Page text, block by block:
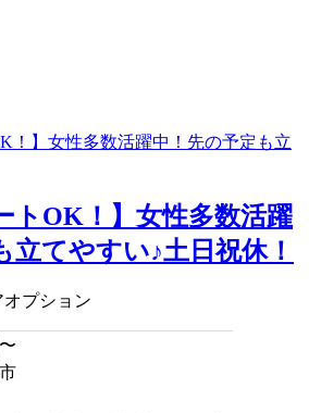
トOK！】女性多数活躍
立てやすい♪土日祝休！
プション